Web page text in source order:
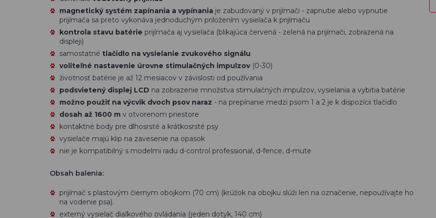
magnetický systém zapínania a vypínania je zabudovaný v prijímači - zapnutie alebo vypnutie
prijímača sa preto vykonáva jednoduchým priložením vysielača k prijímaču
kontrola stavu batérie prijímača aj vysielača (blikajúca červená - zelená na prijímači, zobrazená na
displeji)
samostatné tlačidlo na vysielanie zvukového signálu
voliteľné nastavenie úrovne stimulačných impulzov (0-30)
životnosť batérie je až 12 mesiacov v závislosti od používania
podsvietený displej LCD na zobrazenie množstva stimulačných impulzov, vysielania a vybitia batérie
možno použiť na výcvik dvoch psov naraz - na prepínanie medzi psom 1 a 2 je k dispozícii tlačidlo
dosah až 1600 m v otvorenom priestore
kontaktné body pre dlhosrsté a krátkosrsté psy
vysielače majú klip na zavesenie na opasok
nie je kompatibilný s modelmi radu d-control professional, d-fence, d-mute
Obsah balenia:
prijímač s plastovým čiernym obojkom (70 cm) (krúžok na obojku slúži len na označenie, nepoužívajte ho
na vodenie psa).
externý vysielač diaľkového ovládania (jeden dotyk, 140 cm)